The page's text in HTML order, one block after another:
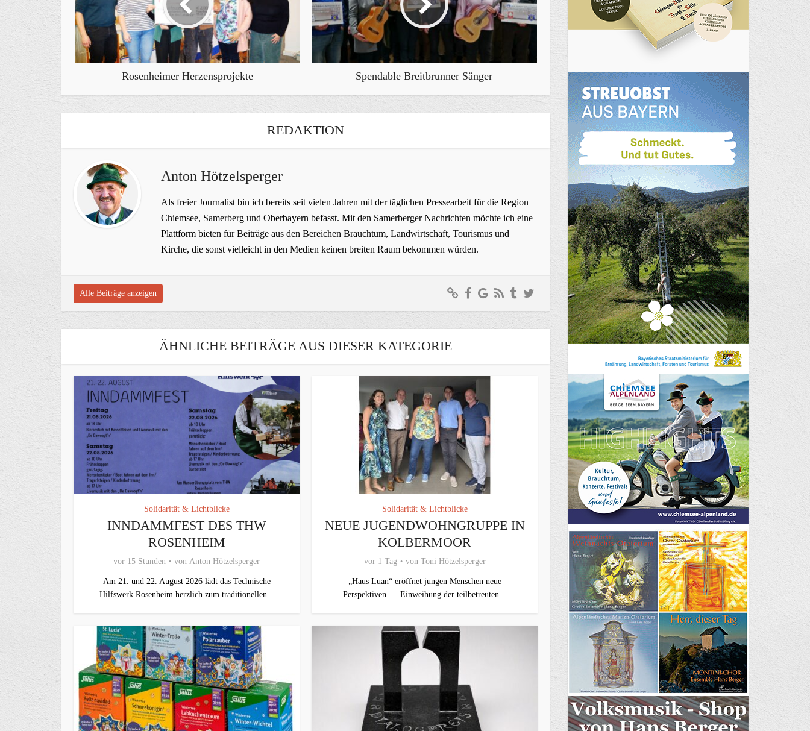
Rosenheimer Herzensprojekte Spendable Breitbrunner Sänger
REDAKTION
Anton Hötzelsperger
Als freier Journalist bin ich bereits seit vielen Jahren mit der täglichen Pressearbeit für die Region
Chiemsee, Samerberg und Oberbayern befasst. Mit den Samerberger Nachrichten möchte ich eine
Plattform bieten für Beiträge aus den Bereichen Brauchtum, Landwirtschaft, Tourismus und
Kirche, die sonst vielleicht in den Medien keinen breiten Raum bekommen würden.
Alle Beiträge anzeigen
ÄHNLICHE BEITRÄGE AUS DIESER KATEGORIE
Solidarität & Lichtblicke
INNDAMMFEST DES THW
ROSENHEIM
vor 15 Stunden von Anton Hötzelsperger
Am 21. und 22. August 2026 lädt das Technische
Hilfswerk Rosenheim herzlich zum traditionellen...
Solidarität & Lichtblicke
NEUE JUGENDWOHNGRUPPE IN
KOLBERMOOR
vor 1 Tag von Toni Hötzelsperger
„Haus Luan“ eröffnet jungen Menschen neue
Perspektiven – Einweihung der teilbetreuten...